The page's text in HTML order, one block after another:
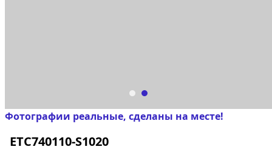
Фотографии реальные, сделаны на месте!
ETC740110-S1020